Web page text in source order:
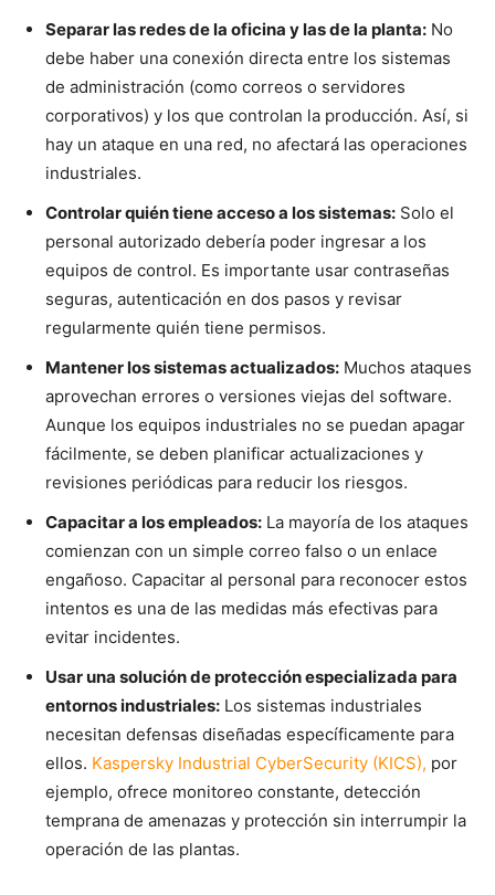
Separar las redes de la oficina y las de la planta: No
debe haber una conexión directa entre los sistemas
de administración (como correos o servidores
corporativos) y los que controlan la producción. Así, si
hay un ataque en una red, no afectará las operaciones
industriales.
Controlar quién tiene acceso a los sistemas: Solo el
personal autorizado debería poder ingresar a los
equipos de control. Es importante usar contraseñas
seguras, autenticación en dos pasos y revisar
regularmente quién tiene permisos.
Mantener los sistemas actualizados: Muchos ataques
aprovechan errores o versiones viejas del software.
Aunque los equipos industriales no se puedan apagar
fácilmente, se deben planificar actualizaciones y
revisiones periódicas para reducir los riesgos.
Capacitar a los empleados: La mayoría de los ataques
comienzan con un simple correo falso o un enlace
engañoso. Capacitar al personal para reconocer estos
intentos es una de las medidas más efectivas para
evitar incidentes.
Usar una solución de protección especializada para
entornos industriales: Los sistemas industriales
necesitan defensas diseñadas específicamente para
ellos. Kaspersky Industrial CyberSecurity (KICS), por
ejemplo, ofrece monitoreo constante, detección
temprana de amenazas y protección sin interrumpir la
operación de las plantas.